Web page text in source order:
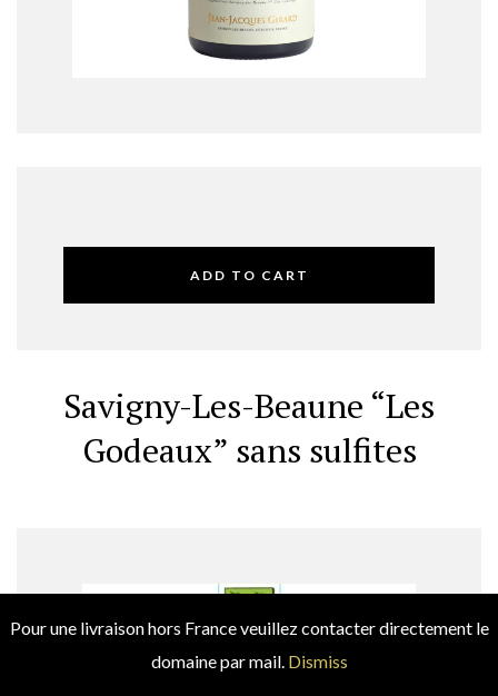
Pour une livraison hors France veuillez contacter directement le
domaine par mail. Dismiss
ADD TO CART
Savigny-Les-Beaune “Les
Godeaux” sans sulfites